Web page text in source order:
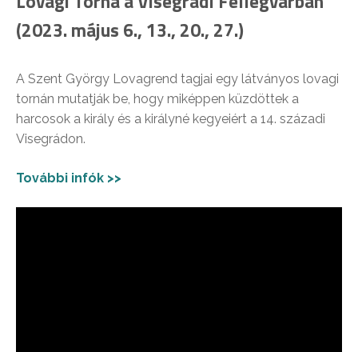
(2023. május 6., 13., 20., 27.)
A Szent György Lovagrend tagjai egy látványos lovagi
tornán mutatják be, hogy miképpen küzdöttek a
harcosok a király és a királyné kegyeiért a 14. századi
Visegrádon.
További infók >>